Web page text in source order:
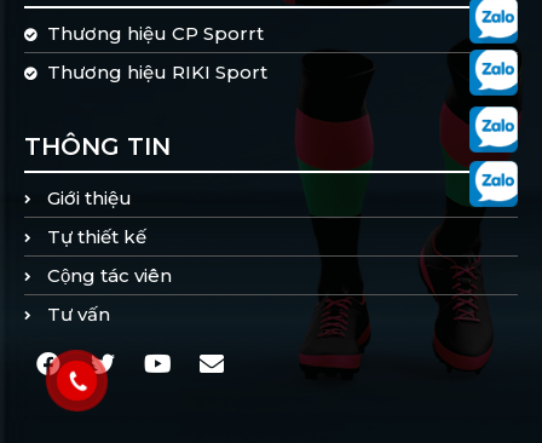
Thương hiệu CP Sporrt
Thương hiệu RIKI Sport
THÔNG TIN
Giới thiệu
Tự thiết kế
Cộng tác viên
Tư vấn